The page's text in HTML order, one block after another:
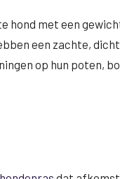
hond met een
een zachte,
op hun poten,